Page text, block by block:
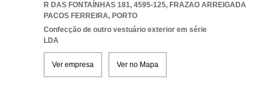
R DAS FONTAÍNHAS 181, 4595-125, FRAZAO ARREIGADA
PACOS FERREIRA, PORTO
Confecção de outro vestuário exterior em série
LDA
Ver empresa Ver no Mapa